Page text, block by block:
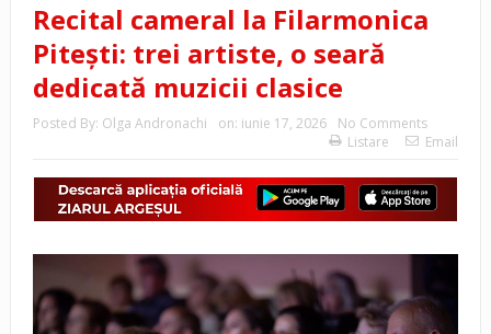
Recital cameral la Filarmonica
Pitești: trei artiste, o seară
dedicată muzicii clasice
Posted By: Olga Andronachi on: iunie 17, 2026
No Comments
Listare
Email